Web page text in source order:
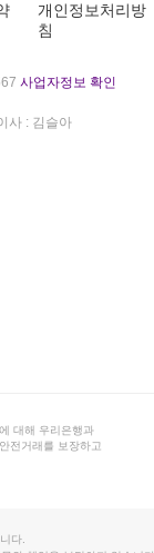
개인정보처리방
침
사업자정보 확인
사 : 김슬아
대해 우리은행과
전거래를 보장하고
다.